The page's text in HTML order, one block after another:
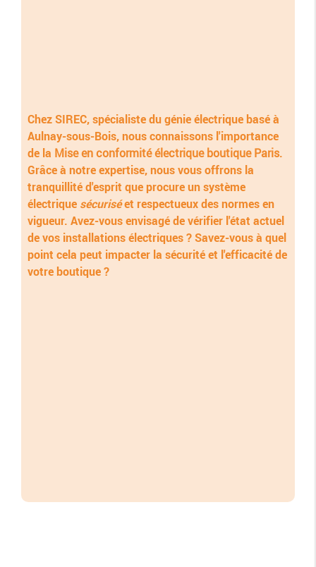
Chez SIREC, spécialiste du génie électrique basé à
Aulnay-sous-Bois, nous connaissons l'importance
de la Mise en conformité électrique boutique Paris.
Grâce à notre expertise, nous vous offrons la
tranquillité d'esprit que procure un système
électrique sécuriséet respectueux des normes en
vigueur. Avez-vous envisagé de vérifier l'état actuel
de vos installations électriques ? Savez-vous à quel
point cela peut impacter la sécurité et l'efficacité de
votre boutique ?